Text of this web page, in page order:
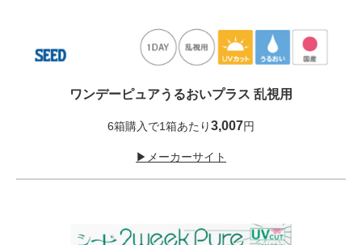
ワンデーピュアうるおいプラス 乱視用
6箱購入で1箱あたり3,007円
▶メーカーサイト